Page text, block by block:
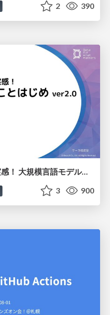
2 390
つくって納得、つかって実感！ 大規模言語モデルことはじめ ver2.0
3 900